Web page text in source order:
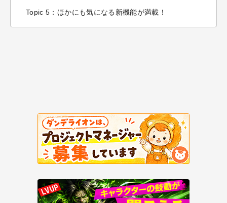
Topic 5：ほかにも気になる新機能が満載！